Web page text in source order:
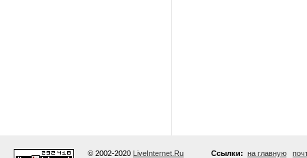
© 2002-2020 LiveInternet.Ru Ссылки: на главную